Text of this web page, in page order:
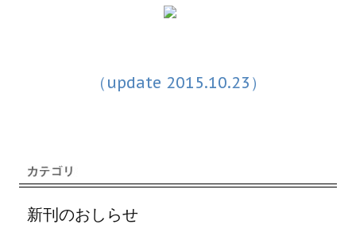
（update 2015.10.23）
新刊のおしらせ